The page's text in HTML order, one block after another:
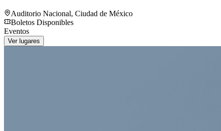
Auditorio Nacional, Ciudad de México
Boletos Disponibles
Eventos
Ver lugares